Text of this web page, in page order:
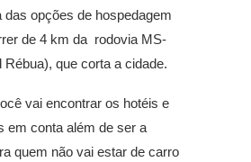
das opções de hospedagem
de 4 km da rodovia MS-
Rébua), que corta a cidade.
vai encontrar os hotéis e
em conta além de ser a
quem não vai estar de carro